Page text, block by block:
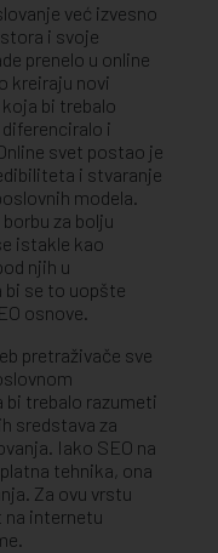
već izvesno
i svoje
prenelo u online
kreiraju novi
bi trebalo
i
svet postao je
i stvaranje
modela.
za bolju
istakle kao
njih u
bi se to uopšte
osnove.
pretraživače sve
trebalo razumeti
sredstava za
Iako SEO na
tehnika, ona
Za ovu vrstu
internetu